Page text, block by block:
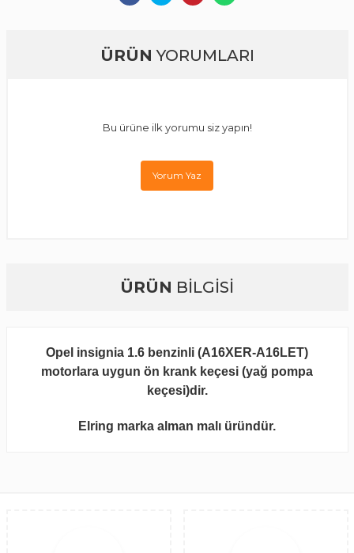
ÜRÜN YORUMLARI
Bu ürüne ilk yorumu siz yapın!
Yorum Yaz
ÜRÜN BİLGİSİ
Opel insignia 1.6 benzinli (A16XER-A16LET)
motorlara uygun ön krank keçesi (yağ pompa
keçesi)dir.
Elring marka alman malı üründür.